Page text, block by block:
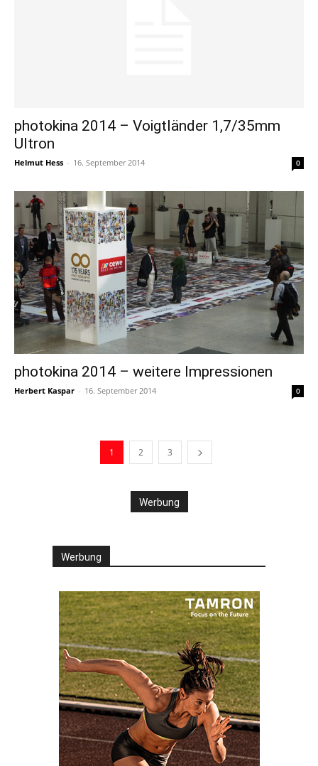
photokina 2014 – Voigtländer 1,7/35mm
Ultron
Helmut Hess - 16. September 2014 0
photokina 2014 – weitere Impressionen
Herbert Kaspar - 16. September 2014 0
1 2 3
Werbung
Werbung